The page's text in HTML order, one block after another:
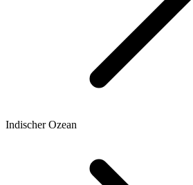
Indischer Ozean